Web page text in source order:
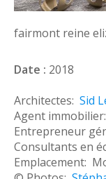
fairmont reine
Date : 2018
Architectes: Sid
Agent immobilier:
Entrepreneur
Consultants en
Emplacement: